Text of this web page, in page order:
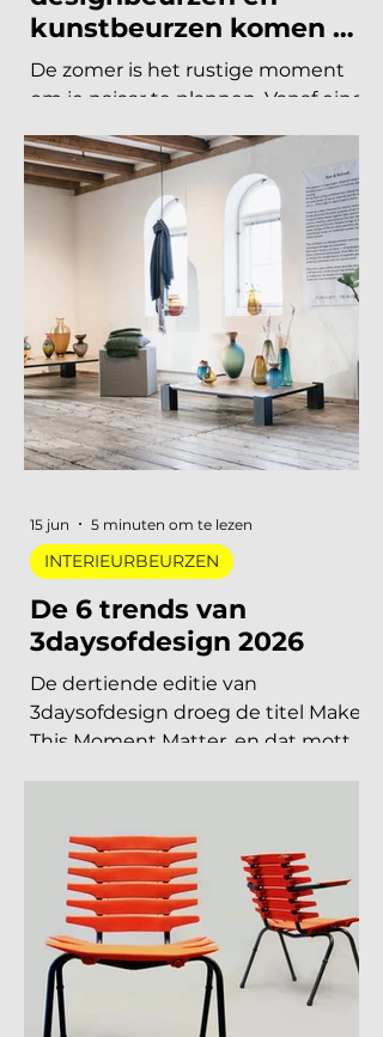
Welke interieurbeurzen,
designbeurzen en
kunstbeurzen komen er
om je najaar te plannen. Vanaf eind
augustus draait de
beurzencarrousel weer op volle
toeren, met een Nederlandse en
Belgische agenda die piekt in
september en november, en een
internationale kalender die loopt
van Helsinki tot Miami. Hieronder
vind je alle relevante
interieurbeurzen, designbeurzen
en kunstbeurzen van augustus tot
en met december 2026, op datum
agenda te blokken. Welke
interieurbeurzen, designbeurzen
De 6 trends van
3daysofdesign 2026
De dertiende editie van
2026 meer dan vierhonderd
merken, ruim 120.000 bezoekers,
acht stadsdelen. De zoete pastels
van een paar jaar geleden zijn
verdwenen. Wat overblijft is koeler,
eerlijker en doordachter: koel
metaal, lage zit, diep bordeaux en
INTERIEURBEURZEN
15 jun 5 minuten om te lezen